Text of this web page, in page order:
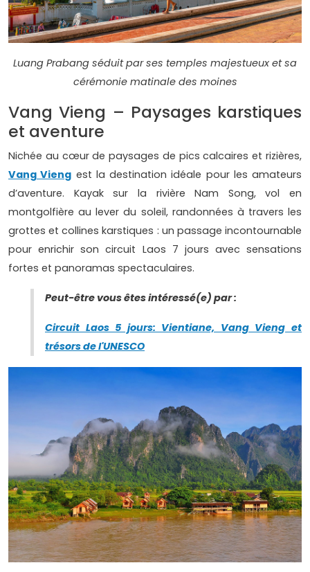
Luang Prabang séduit par ses temples majestueux et sa
cérémonie matinale des moines
Vang Vieng – Paysages karstiques
et aventure
Nichée au cœur de paysages de pics calcaires et rizières,
Vang Vieng est la destination idéale pour les amateurs
d’aventure. Kayak sur la rivière Nam Song, vol en
montgolfière au lever du soleil, randonnées à travers les
grottes et collines karstiques : un passage incontournable
pour enrichir son circuit Laos 7 jours avec sensations
fortes et panoramas spectaculaires.
Peut-être vous êtes intéressé(e) par :
Circuit Laos 5 jours: Vientiane, Vang Vieng et
trésors de l'UNESCO